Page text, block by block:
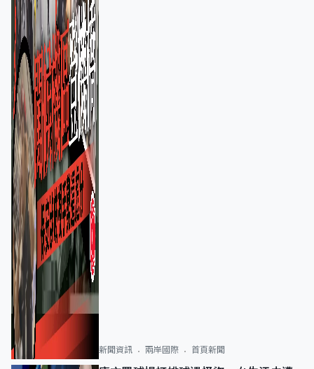
新聞資訊 兩岸國際 首頁新聞